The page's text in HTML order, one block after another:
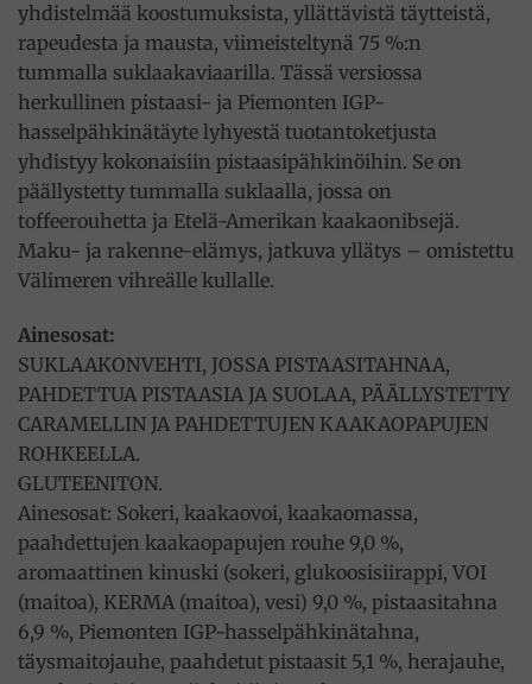
yhdistelmää koostumuksista, yllättävistä täytteistä,
rapeudesta ja mausta, viimeisteltynä 75 %:n
tummalla suklaakaviaarilla. Tässä versiossa
herkullinen pistaasi- ja Piemonten IGP-
hasselpähkinätäyte lyhyestä tuotantoketjusta
yhdistyy kokonaisiin pistaasipähkinöihin. Se on
päällystetty tummalla suklaalla, jossa on
toffeerouhetta ja Etelä-Amerikan kaakaonibsejä.
Maku- ja rakenne-elämys, jatkuva yllätys – omistettu
Välimeren vihreälle kullalle.
Ainesosat:
SUKLAAKONVEHTI, JOSSA PISTAASITAHNAA,
PAHDETTUA PISTAASIA JA SUOLAA, PÄÄLLYSTETTY
CARAMELLIN JA PAHDETTUJEN KAAKAOPAPUJEN
ROHKEELLA.
GLUTEENITON.
Ainesosat: Sokeri, kaakaovoi, kaakaomassa,
paahdettujen kaakaopapujen rouhe 9,0 %,
aromaattinen kinuski (sokeri, glukoosisiirappi, VOI
(maitoa), KERMA (maitoa), vesi) 9,0 %, pistaasitahna
6,9 %, Piemonten IGP-hasselpähkinätahna,
täysmaitojauhe, paahdetut pistaasit 5,1 %, herajauhe,